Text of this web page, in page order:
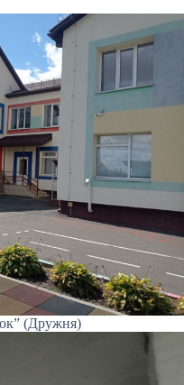
(Дружня)